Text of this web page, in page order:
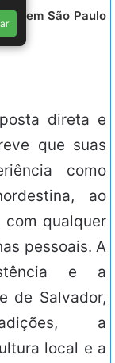
em São Paulo
direta e
que suas
como
ao
com qualquer
pessoais. A
e a
de Salvador,
a
local e a